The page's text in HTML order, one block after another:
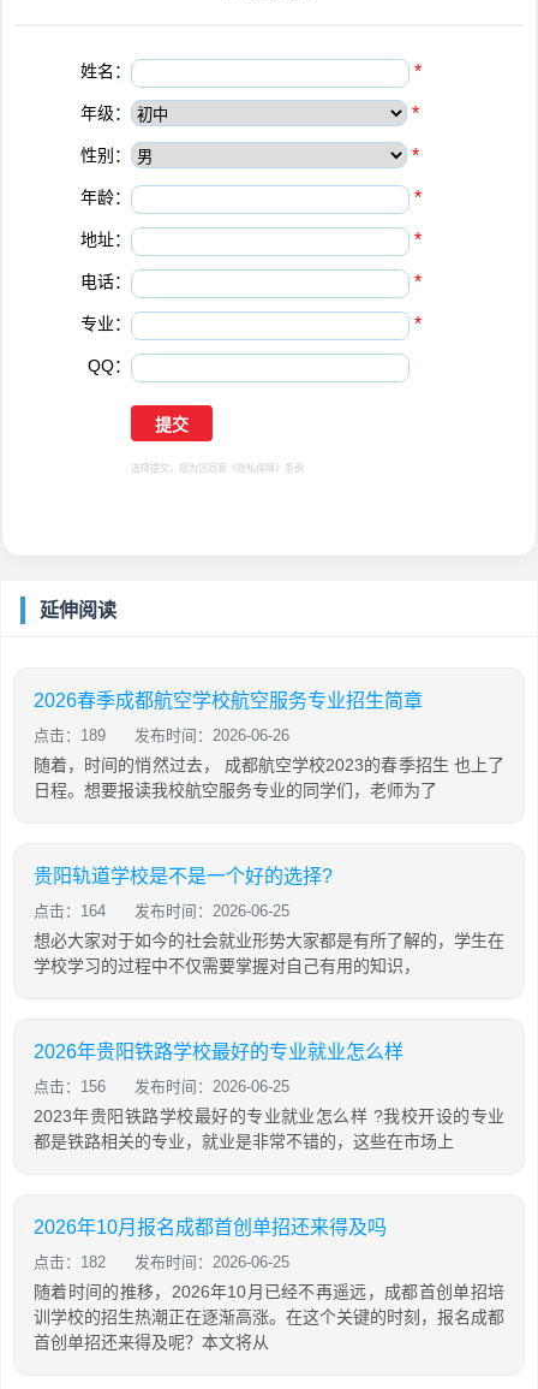
姓名： *
年级： *
性别： *
年龄： *
地址： *
电话： *
专业： *
QQ：
选择提交，视为您同意 《隐私保障》 条例
延伸阅读
2026春季成都航空学校航空服务专业招生简章
点击：189 发布时间：2026-06-26
随着，时间的悄然过去， 成都航空学校2023的春季招生 也上了
日程。想要报读我校航空服务专业的同学们，老师为了
贵阳轨道学校是不是一个好的选择?
点击：164 发布时间：2026-06-25
想必大家对于如今的社会就业形势大家都是有所了解的，学生在
学校学习的过程中不仅需要掌握对自己有用的知识，
2026年贵阳铁路学校最好的专业就业怎么样
点击：156 发布时间：2026-06-25
2023年贵阳铁路学校最好的专业就业怎么样 ?我校开设的专业
都是铁路相关的专业，就业是非常不错的，这些在市场上
2026年10月报名成都首创单招还来得及吗
点击：182 发布时间：2026-06-25
随着时间的推移，2026年10月已经不再遥远，成都首创单招培
训学校的招生热潮正在逐渐高涨。在这个关键的时刻，报名成都
首创单招还来得及呢？本文将从